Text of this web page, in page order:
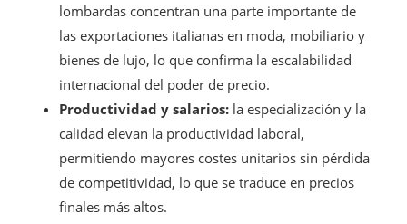
lombardas concentran una parte importante de
las exportaciones italianas en moda, mobiliario y
bienes de lujo, lo que confirma la escalabilidad
internacional del poder de precio.
Productividad y salarios: la especialización y la
calidad elevan la productividad laboral,
permitiendo mayores costes unitarios sin pérdida
de competitividad, lo que se traduce en precios
finales más altos.